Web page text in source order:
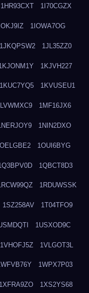
1HR93CXT 1I70CGZX
1IOWA7OG
1JKQPSW2 1JL35ZZ0
1KJVH227
1KUC7YQ5 1KVUSEU1
1MF16JX6
1NIN2DXO
1OUI6BYG
1QBCT8D3
1RDUWSSK
1SZ258AV 1T04TFO9
1USXOD9C
1VHOFJ5Z 1VLGOT3L
1WPX7P03
1XFRA9ZO 1XS2YS68